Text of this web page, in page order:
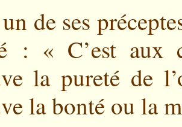
de ses
: « C’est aux
la pureté de
la bonté ou la